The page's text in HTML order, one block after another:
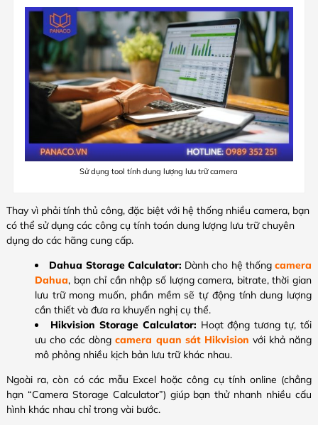
Sử dụng tool tính dung lượng lưu trữ camera
Thay vì phải tính thủ công, đặc biệt với hệ thống nhiều camera, bạn
có thể sử dụng các công cụ tính toán dung lượng lưu trữ chuyên
dụng do các hãng cung cấp.
Dahua Storage Calculator: Dành cho hệ thống camera
Dahua, bạn chỉ cần nhập số lượng camera, bitrate, thời gian
lưu trữ mong muốn, phần mềm sẽ tự động tính dung lượng
cần thiết và đưa ra khuyến nghị cụ thể.
Hikvision Storage Calculator: Hoạt động tương tự, tối
ưu cho các dòngcamera quan sát Hikvision với khả năng
mô phỏng nhiều kịch bản lưu trữ khác nhau.
Ngoài ra, còn có các mẫu Excel hoặc công cụ tính online (chẳng
hạn “Camera Storage Calculator”) giúp bạn thử nhanh nhiều cấu
hình khác nhau chỉ trong vài bước.